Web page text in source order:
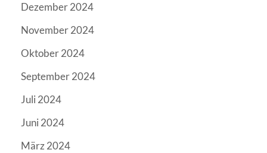
Dezember 2024
November 2024
Oktober 2024
September 2024
Juli 2024
Juni 2024
März 2024